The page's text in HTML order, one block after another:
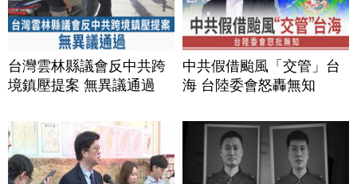
台灣雲林縣議會反中共跨
境鎮壓提案 無異議通過
中共假借颱風「交管」台
海 台陸委會怒轟無知